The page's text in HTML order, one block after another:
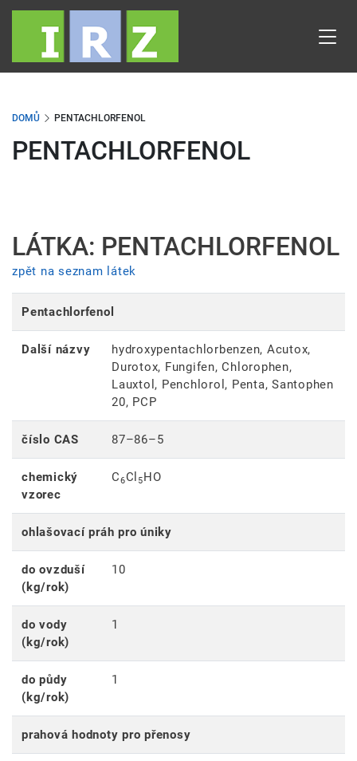
Přejít
obsahu
DOMŮ PENTACHLORFENOL
PENTACHLORFENOL
LÁTKA: PENTACHLORFENOL
zpět na seznam látek
Pentachlorfenol
Další názvy
hydroxypentachlor­benzen, Acutox,
Durotox, Fungifen, Chlorophen,
Lauxtol, Penchlorol, Penta, Santophen
20, PCP
číslo CAS 87–86–5
chemický
vzorec
C6Cl 5 HO
ohlašovací práh pro úniky
do ovzduší
(kg/rok)
10
do vody
(kg/rok)
1
do půdy
(kg/rok)
1
prahová hodnoty pro přenosy